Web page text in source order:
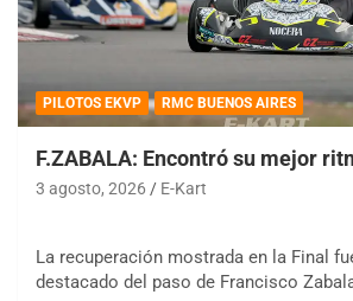
PILOTOS EKVP RMC BUENOS AIRES
F.ZABALA: Encontró su mejor
3 agosto, 2026 E-Kart
La recuperación mostrada en la Final
destacado del paso de Francisco